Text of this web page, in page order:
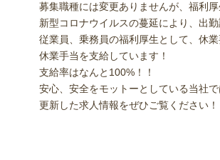
募集職種には変更ありませんが、福利
新型コロナウイルスの蔓延により、出
従業員、乗務員の福利厚生として、休
休業手当を支給しています！
支給率はなんと100%！！
安心、安全をモットーとしている当社
更新した求人情報をぜひご覧ください！